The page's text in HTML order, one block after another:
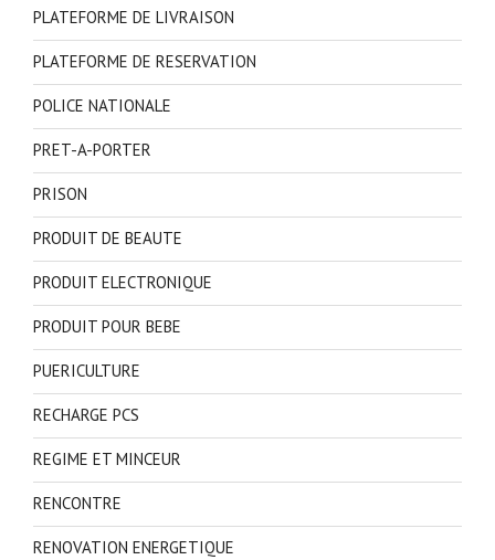
PLATEFORME DE LIVRAISON
PLATEFORME DE RESERVATION
POLICE NATIONALE
PRET-A-PORTER
PRISON
PRODUIT DE BEAUTE
PRODUIT ELECTRONIQUE
PRODUIT POUR BEBE
PUERICULTURE
RECHARGE PCS
REGIME ET MINCEUR
RENCONTRE
RENOVATION ENERGETIQUE